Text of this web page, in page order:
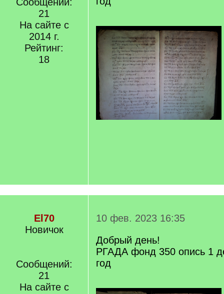
21
На сайте с
2014 г.
Рейтинг:
18
El70
Новичок
Сообщений:
21
На сайте с
10 фев. 2023 16:35
Добрый день!
РГАДА фонд 350 опись 1
год